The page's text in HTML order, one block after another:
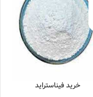
خرید فیناستراید